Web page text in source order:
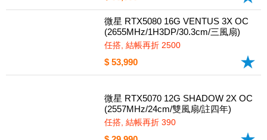
扇)
任搭, 結帳再折 5000
$ 53,990
(2655MHz/1H3DP/30.3cm/三風扇)
任搭, 結帳再折 2500
$ 53,990